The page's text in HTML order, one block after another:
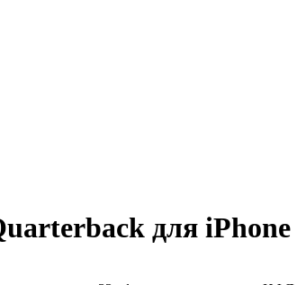
для iPhone